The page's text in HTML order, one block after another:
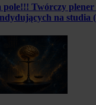
pole!!! Twórczy plener
na studia